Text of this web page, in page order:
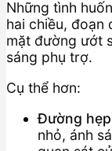
Những tình
hai chiều, đoạn
mặt đường ướt
sáng phụ trợ.
Cụ thể hơn:
Đường
nhỏ, ánh